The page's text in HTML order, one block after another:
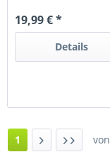
19,99 € *
Details
1 von